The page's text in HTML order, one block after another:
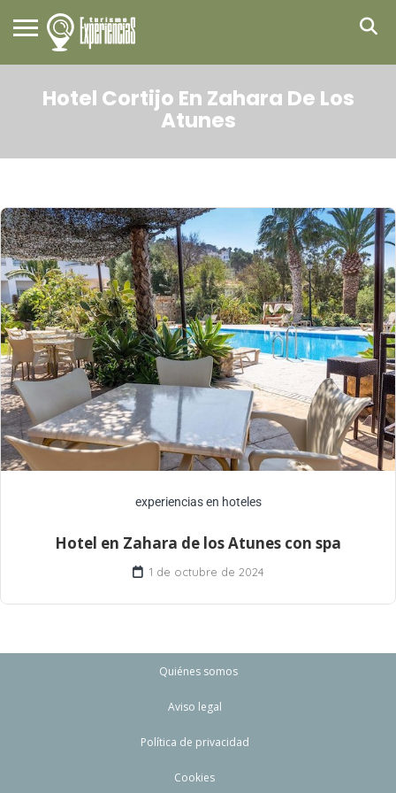
Hotel Cortijo En Zahara De Los
Atunes
experiencias en hoteles
Hotel en Zahara de los Atunes con spa
1 de octubre de 2024
Quiénes somos
Aviso legal
Política de privacidad
Cookies